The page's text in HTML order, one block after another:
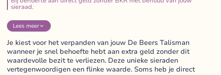
sieraad.
Lees meer
Je kiest voor het verpanden van jouw De Beers Talisman
wanneer je snel behoefte hebt aan extra geld zonder dit
waardevolle bezit te verliezen. Deze unieke sieraden
vertegenwoordigen een flinke waarde. Soms heb je direct